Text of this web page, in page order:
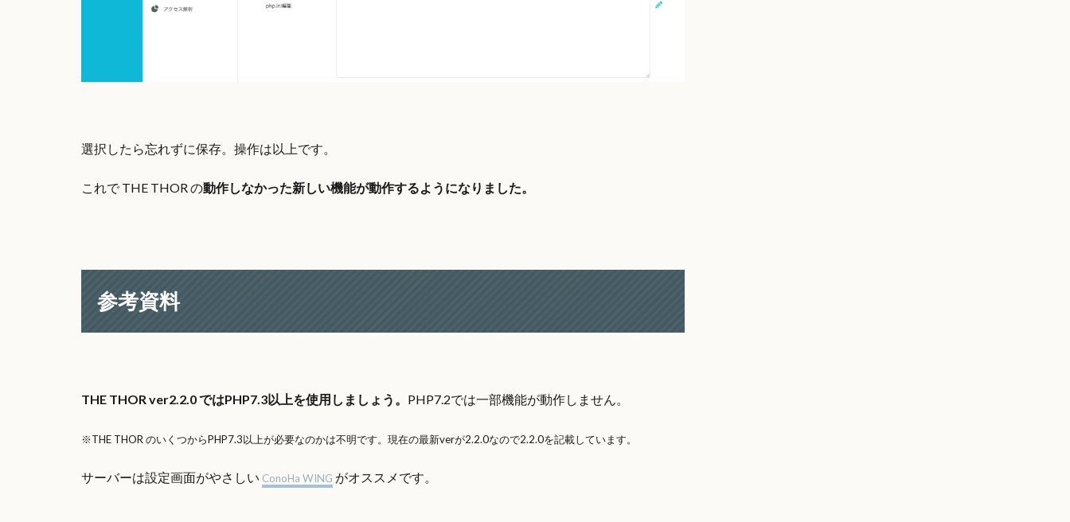
選択したら忘れずに保存。操作は以上です。
これで THE THOR の動作しなかった新しい機能が動作するようになりました。
参考資料
THE THOR ver2.2.0 ではPHP7.3以上を使用しましょう。 PHP7.2では一部機能が動作しません。
※THE THOR のいくつからPHP7.3以上が必要なのかは不明です。現在の最新verが2.2.0なので2.2.0を記載しています。
サーバーは設定画面がやさしい ConoHa WING がオススメです。